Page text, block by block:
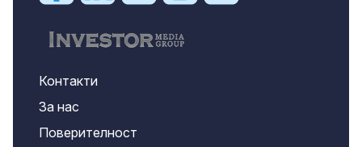
Контакти
За нас
Поверителност